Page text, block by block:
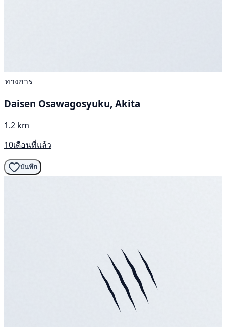
ทางการ
Daisen Osawagosyuku, Akita
1.2 km
10เดือนที่แล้ว
บันทึก